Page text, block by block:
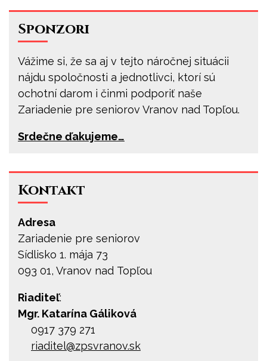
Sponzori
Vážime si, že sa aj v tejto náročnej situácii
nájdu spoločnosti a jednotlivci, ktorí sú
ochotní darom i činmi podporiť naše
Zariadenie pre seniorov Vranov nad Topľou.
Srdečne ďakujeme…
Kontakt
Adresa
Zariadenie pre seniorov
Sídlisko 1. mája 73
093 01, Vranov nad Topľou
Riaditeľ:
Mgr. Katarína Gáliková
0917 379 271
riaditel@zpsvranov.sk